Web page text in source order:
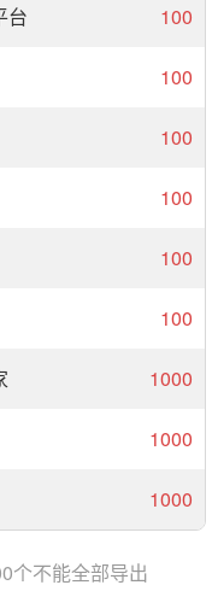
台 100
100
100
100
100
100
1000
1000
1000
个不能全部导出